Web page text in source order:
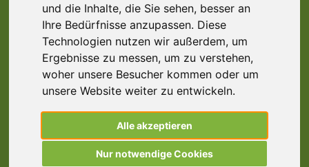
und die Inhalte, die Sie sehen, besser an
Ihre Bedürfnisse anzupassen. Diese
Technologien nutzen wir außerdem, um
Ergebnisse zu messen, um zu verstehen,
woher unsere Besucher kommen oder um
unsere Website weiter zu entwickeln.
Alle akzeptieren
Nur notwendige Cookies
Vertriebsinnendienst (m/w/d)
64584 Biebesheim am Rhein